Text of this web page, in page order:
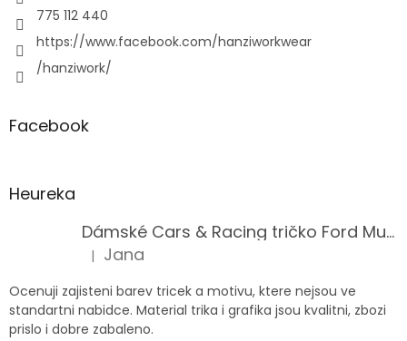
775 112 440
https://www.facebook.com/hanziworkwear
/hanziwork/
Facebook
Heureka
Dámské Cars & Racing tričko Ford Mustang 5. generace
Hodnocení produktu je 5 z 5 hvězdiček.
| Jana
Ocenuji zajisteni barev tricek a motivu, ktere nejsou ve
standartni nabidce. Material trika i grafika jsou kvalitni, zbozi
prislo i dobre zabaleno.